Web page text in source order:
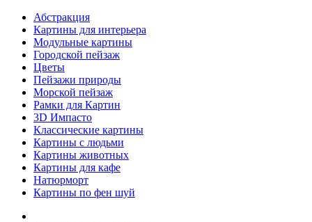
Абстракция
Картины для интерьера
Модульные картины
Городской пейзаж
Цветы
Пейзажи природы
Морской пейзаж
Рамки для Картин
3D Импасто
Классические картины
Картины с людьми
Картины животных
Картины для кафе
Натюрморт
Картины по фен шуй